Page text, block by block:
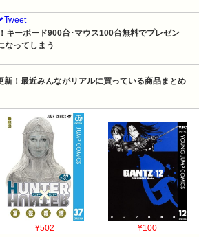
キーボード900台･マウス100台無料でプレゼン
なってしまう
新！最近みんながリアルに買っている商品まとめ
¥502 ¥100